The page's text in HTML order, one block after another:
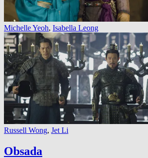
Michelle Yeoh, Isabella Leong
Russell Wong, Jet Li
Obsada